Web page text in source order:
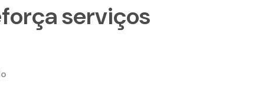
serviços